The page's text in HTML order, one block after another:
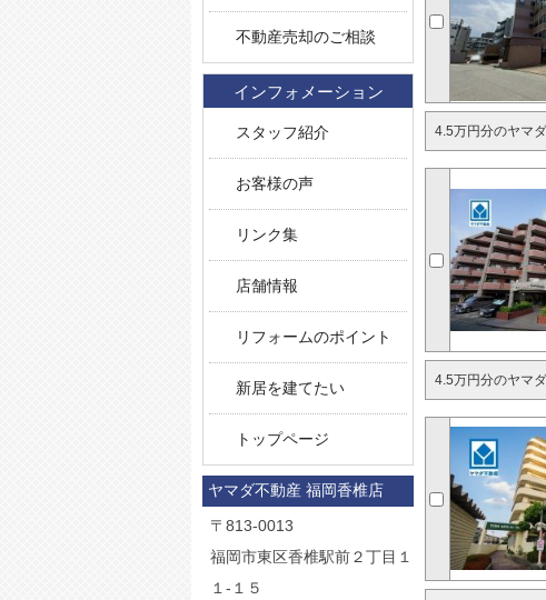
4.5万円分のヤマ
4.5万円分のヤマ
不動産売却のご相談
インフォメーション
スタッフ紹介
お客様の声
リンク集
店舗情報
リフォームのポイント
新居を建てたい
トップページ
ヤマダ不動産 福岡香椎店
〒813-0013
福岡市東区香椎駅前２丁目１
１-１５